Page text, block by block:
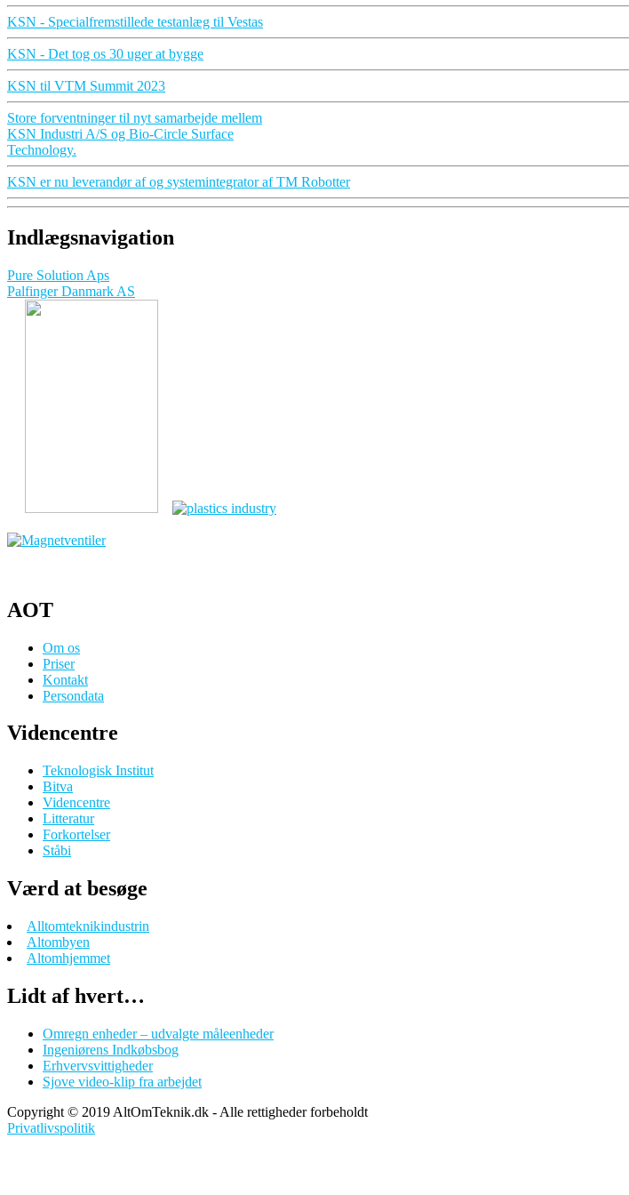
KSN - Specialfremstillede testanlæg til Vestas
KSN - Det tog os 30 uger at bygge
KSN til VTM Summit 2023
Store forventninger til nyt samarbejde mellem
KSN Industri A/S og Bio-Circle Surface
Technology.
KSN er nu leverandør af og systemintegrator af TM Robotter
Indlægsnavigation
Pure Solution Aps
Palfinger Danmark AS
AOT
Om os
Priser
Kontakt
Persondata
Videncentre
Teknologisk Institut
Bitva
Videncentre
Litteratur
Forkortelser
Ståbi
Værd at besøge
Alltomteknikindustrin
Altombyen
Altomhjemmet
Lidt af hvert…
Omregn enheder – udvalgte måleenheder
Ingeniørens Indkøbsbog
Erhvervsvittigheder
Sjove video-klip fra arbejdet
Copyright © 2019 AltOmTeknik.dk - Alle rettigheder forbeholdt
Privatlivspolitik